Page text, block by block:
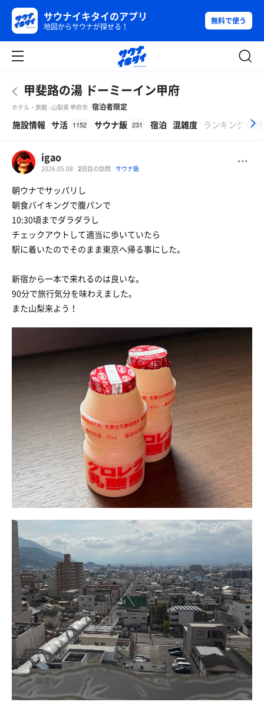
サウナイキタイのアプリ
地図からサウナが探せる！
無料で使う
甲斐路の湯 ドーミーイン甲府
ホテル・旅館 - 山梨県 甲府市 宿泊者限定
施設情報 サ活 1152 サウナ飯 231 宿泊 混雑度 ランキング 開
igao
2026.05.08 2回目の訪問 サウナ飯
朝ウナでサッパリし
朝食バイキングで腹パンで
10:30頃までダラダラし
チェックアウトして適当に歩いていたら
駅に着いたのでそのまま東京へ帰る事にした。
新宿から一本で来れるのは良いな。
90分で旅行気分を味わえました。
また山梨来よう！